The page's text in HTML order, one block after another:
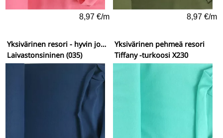
8,97 €/m 8,97 €/m
Yksivärinen resori - hyvin joustava
Laivastonsininen (035)
Yksivärinen pehmeä resori
Tiffany -turkoosi X230